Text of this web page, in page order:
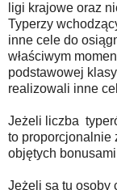
ligi krajowe oraz
Typerzy
inne cele do
właściwym
podstawowej
realizowali inne
Jeżeli liczba
to proporcjonalnie
objętych
Jeżeli są tu osoby